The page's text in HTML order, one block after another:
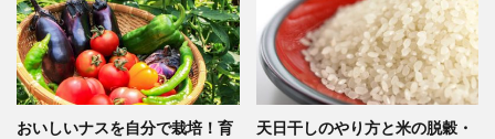
おいしいナスを自分で栽培！育
天日干しのやり方と米の脱穀・